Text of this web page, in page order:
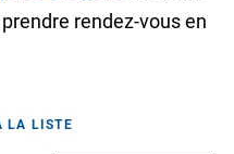
rendez-vous en
LA LISTE